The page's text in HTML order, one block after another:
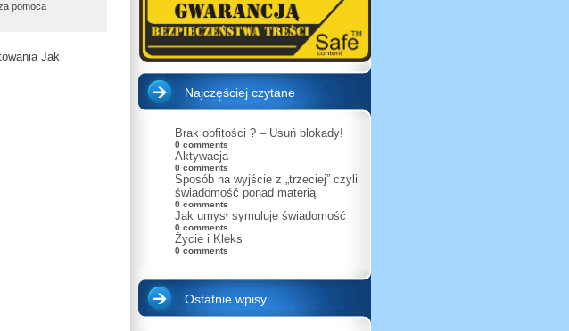
pomoca
Jak
Najczęściej czytane
Brak obfitości ? – Usuń blokady!
0 comments
Aktywacja
0 comments
Sposób na wyjście z „trzeciej” czyli
świadomość ponad materią
0 comments
Jak umysł symuluje świadomość
0 comments
Życie i Kleks
0 comments
Ostatnie wpisy